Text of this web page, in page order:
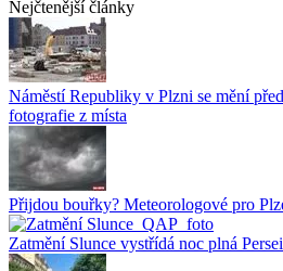
Nejčtenější články
Náměstí Republiky v Plzni se mění
fotografie z místa
Přijdou bouřky? Meteorologové pro
Zatmění Slunce vystřídá noc plná